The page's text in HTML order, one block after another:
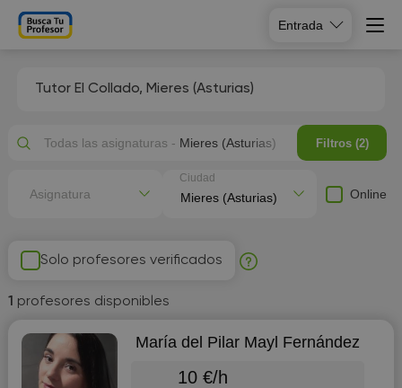
Entrada
Tutor El Collado, Mieres (Asturias)
Solo profesores verificados
1 profesores disponibles
María del Pilar Mayl Fernández
10 €/h
Todas las asignaturas - Mieres (Asturias) Filtros (2)
Asignatura
Ciudad
Online